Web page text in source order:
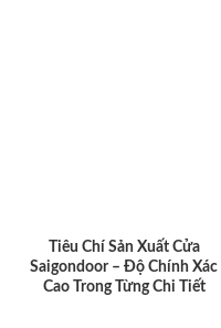
Tiêu Chí Sản Xuất Cửa
Saigondoor – Độ Chính Xác
Cao Trong Từng Chi Tiết